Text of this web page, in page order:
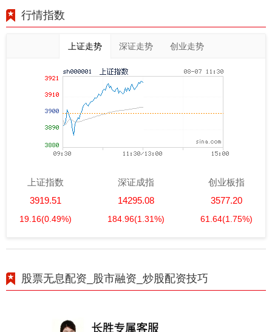
行情指数
上证走势 深证走势 创业走势
上证指数
3919.51
19.16(0.49%)
深证成指
14295.08
184.96(1.31%)
创业板指
3577.20
61.64(1.75%)
股票无息配资_股市融资_炒股配资技巧